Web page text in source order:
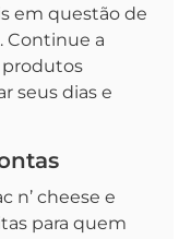
em questão de
Continue a
produtos
seus dias e
n’ cheese e
para quem